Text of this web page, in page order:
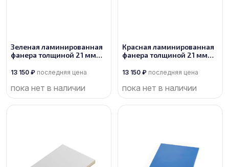
Зеленая ламинированная
фанера толщиной 21 мм
1/1
13 150 ₽ последняя цена
пока нет в наличии
Красная ламинированная
фанера толщиной 21 мм
1/1
13 150 ₽ последняя цена
пока нет в наличии